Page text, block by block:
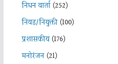
निधन वार्ता(252)
निवड/नियुक्ती(100)
प्रशासकीय(176)
मनोरंजन(21)